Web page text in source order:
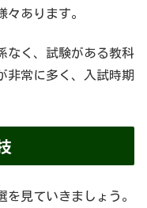
あります。
なく、試験がある教科
非常に多く、入試時期
見ていきましょう。